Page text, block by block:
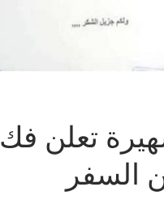
تعلن فك
السفر